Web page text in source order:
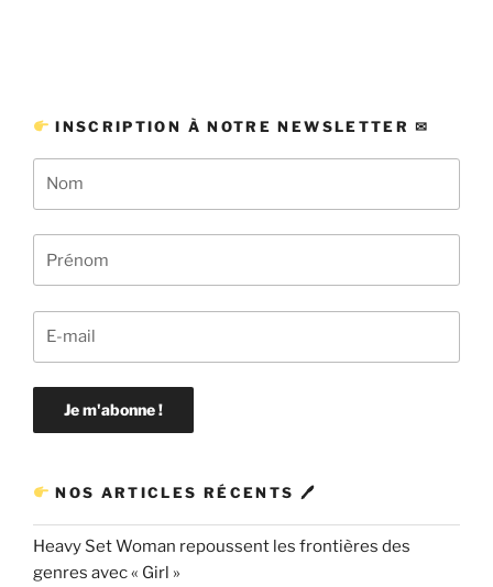
INSCRIPTION À NOTRE NEWSLETTER ✉
NOS ARTICLES RÉCENTS 🖊
Heavy Set Woman repoussent les frontières des
genres avec « Girl »